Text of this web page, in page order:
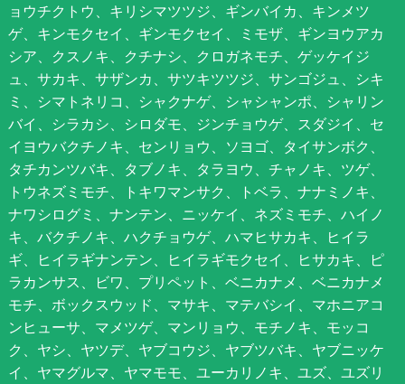
ョウチクトウ、キリシマツツジ、ギンバイカ、キンメツ
ゲ、キンモクセイ、ギンモクセイ、ミモザ、ギンヨウアカ
シア、クスノキ、クチナシ、クロガネモチ、ゲッケイジ
ュ、サカキ、サザンカ、サツキツツジ、サンゴジュ、シキ
ミ、シマトネリコ、シャクナゲ、シャシャンポ、シャリン
バイ、シラカシ、シロダモ、ジンチョウゲ、スダジイ、セ
イヨウバクチノキ、センリョウ、ソヨゴ、タイサンボク、
タチカンツバキ、タブノキ、タラヨウ、チャノキ、ツゲ、
トウネズミモチ、トキワマンサク、トベラ、ナナミノキ、
ナワシログミ、ナンテン、ニッケイ、ネズミモチ、ハイノ
キ、バクチノキ、ハクチョウゲ、ハマヒサカキ、ヒイラ
ギ、ヒイラギナンテン、ヒイラギモクセイ、ヒサカキ、ピ
ラカンサス、ビワ、プリペット、ベニカナメ、ベニカナメ
モチ、ボックスウッド、マサキ、マテバシイ、マホニアコ
ンヒューサ、マメツゲ、マンリョウ、モチノキ、モッコ
ク、ヤシ、ヤツデ、ヤブコウジ、ヤブツバキ、ヤブニッケ
イ、ヤマグルマ、ヤマモモ、ユーカリノキ、ユズ、ユズリ